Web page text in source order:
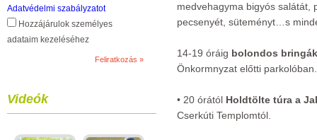
Adatvédelmi szabályzatot
Hozzájárulok személyes
adataim kezeléséhez
Videók
medvehagyma bigyós salátát,
pecsenyét, süteményt…s
14-19 óráig bolondos bringák
Önkormnyzat előtti parkolóban.
• 20 órától Holdtölte túra a
Cserkúti Templomtól.